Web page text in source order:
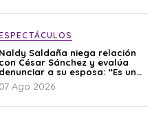
Naldy Saldaña niega relación
con César Sánchez y evalúa
denunciar a su esposa: “Es una
difamación”
07 Ago 2026